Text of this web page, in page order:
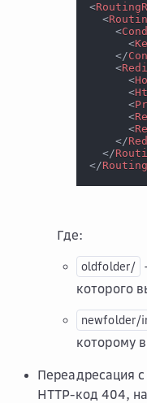
<
<
<
<
</
<
<
<
<
<
<
</
</
</
Где:
oldfolder/
которого
newfolder/
которому
Переадресация
HTTP-код 404,